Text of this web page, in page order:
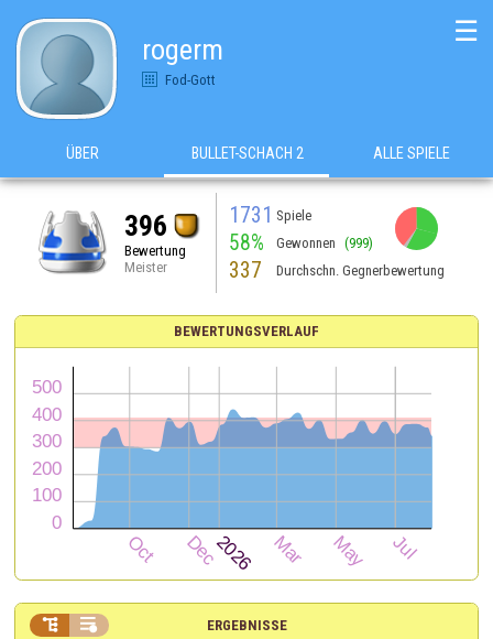
rogerm
Fod-Gott
☰
ÜBER BULLET-SCHACH 2 ALLE SPIELE
396
Bewertung
Meister
1731 Spiele
58% Gewonnen (999)
337 Durchschn. Gegnerbewertung
BEWERTUNGSVERLAUF
ERGEBNISSE
 